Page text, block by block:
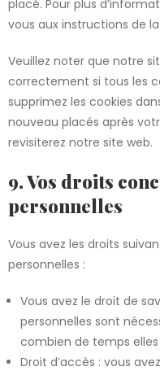
placé. Pour plus
vous aux instructions de
Veuillez noter que notre
correctement si tous les
supprimez les cookies
nouveau placés après
revisiterez notre site web.
9. Vos droits
personnelles
Vous avez les droits
personnelles :
Vous avez le droit de
personnelles sont
combien de temps
Droit d’accès : vous